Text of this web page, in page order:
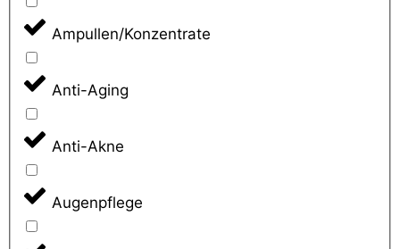
Ampullen/Konzentrate
Anti-Aging
Anti-Akne
Augenpflege